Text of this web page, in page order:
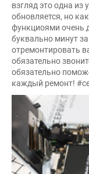
взгляд это одна
обновляется, но
функциоями очень
буквально минут
отремонтировать
обязательно
обязательно
каждый ремонт!